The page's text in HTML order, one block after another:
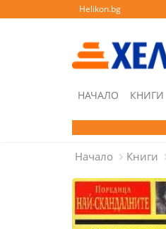
Helikon.bg
НАЧАЛО КНИГИ
Начало Книги